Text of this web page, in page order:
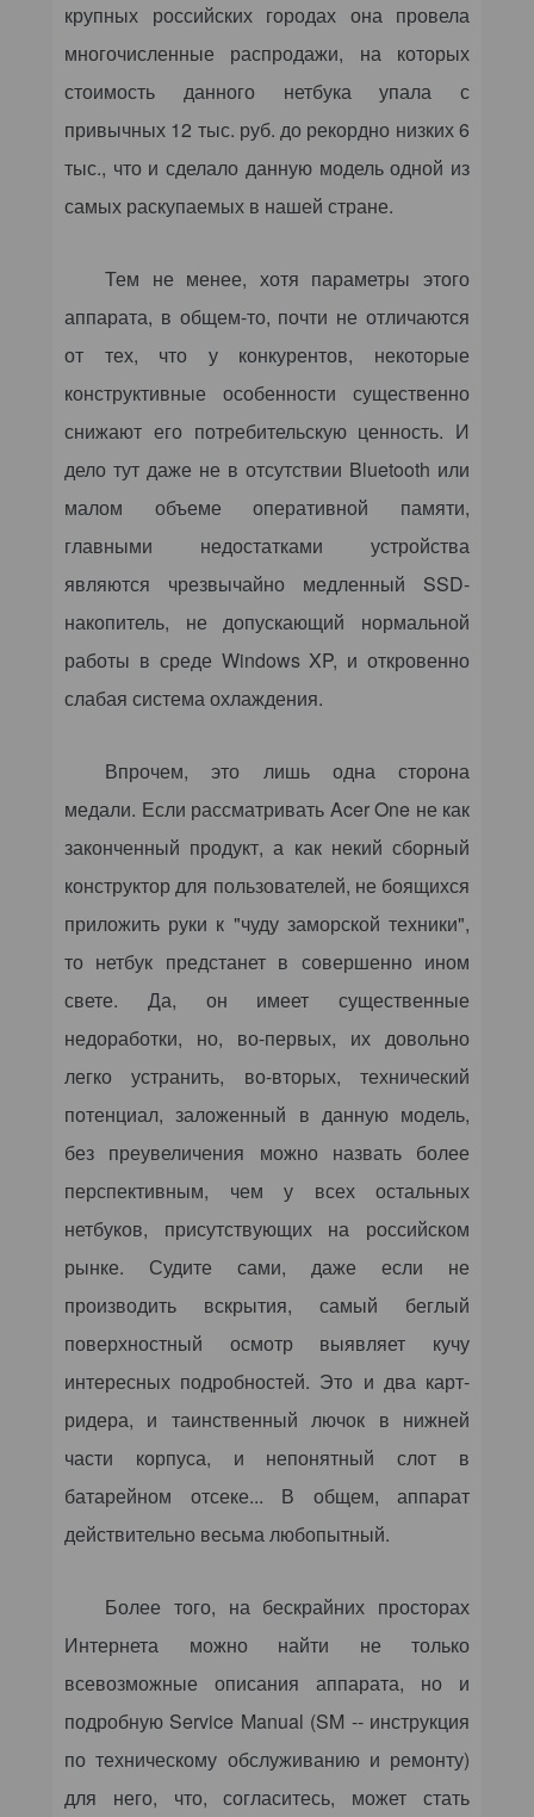
крупных российских городах она провела
многочисленные распродажи, на которых
стоимость данного нетбука упала с
привычных 12 тыс. руб. до рекордно низких 6
тыс., что и сделало данную модель одной из
самых раскупаемых в нашей стране.
Тем не менее, хотя параметры этого
аппарата, в общем-то, почти не отличаются
от тех, что у конкурентов, некоторые
конструктивные особенности существенно
снижают его потребительскую ценность. И
дело тут даже не в отсутствии Bluetooth или
малом объеме оперативной памяти,
главными недостатками устройства
являются чрезвычайно медленный SSD-
накопитель, не допускающий нормальной
работы в среде Windows XP, и откровенно
слабая система охлаждения.
Впрочем, это лишь одна сторона
медали. Если рассматривать Acer One не как
законченный продукт, а как некий сборный
конструктор для пользователей, не боящихся
приложить руки к "чуду заморской техники",
то нетбук предстанет в совершенно ином
свете. Да, он имеет существенные
недоработки, но, во-первых, их довольно
легко устранить, во-вторых, технический
потенциал, заложенный в данную модель,
без преувеличения можно назвать более
перспективным, чем у всех остальных
нетбуков, присутствующих на российском
рынке. Судите сами, даже если не
производить вскрытия, самый беглый
поверхностный осмотр выявляет кучу
интересных подробностей. Это и два карт-
ридера, и таинственный лючок в нижней
части корпуса, и непонятный слот в
батарейном отсеке... В общем, аппарат
действительно весьма любопытный.
Более того, на бескрайних просторах
Интернета можно найти не только
всевозможные описания аппарата, но и
подробную Service Manual (SM -- инструкция
по техническому обслуживанию и ремонту)
для него, что, согласитесь, может стать